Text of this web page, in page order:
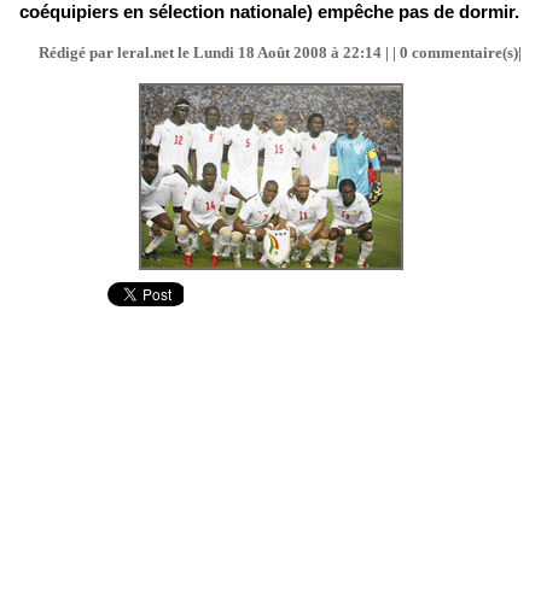
coéquipiers en sélection nationale) empêche pas de dormir.
Rédigé par leral.net le Lundi 18 Août 2008 à 22:14 | | 0 commentaire(s)|